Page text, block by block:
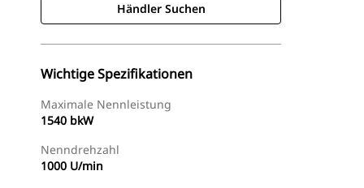
Händler Suchen
Wichtige Spezifikationen
Maximale Nennleistung
1540 bkW
Nenndrehzahl
1000 U/min